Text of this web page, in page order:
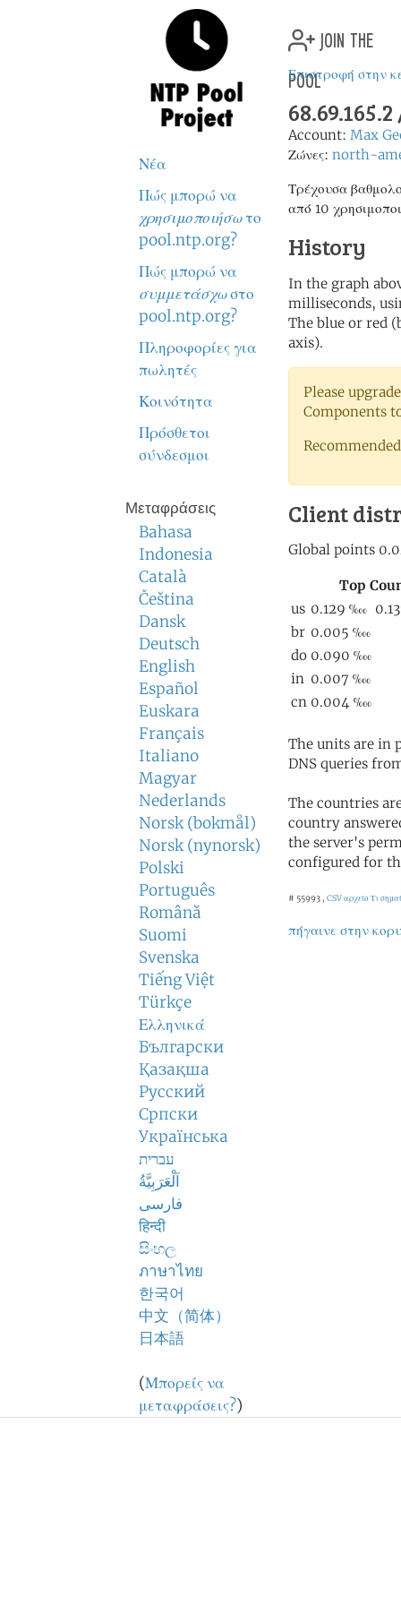
Νέα
Πώς μπορώ να
χρησιμοποιήσωτο
pool.ntp.org?
Πώς μπορώ να
συμμετάσχωστο
pool.ntp.org?
Πληροφορίες για
πωλητές
Κοινότητα
Πρόσθετοι
σύνδεσμοι
Μεταφράσεις
Bahasa
Indonesia
Català
Čeština
Dansk
Deutsch
English
Español
Euskara
Français
Italiano
Magyar
Nederlands
Norsk (bokmål)
Norsk (nynorsk)
Polski
Português
Română
Suomi
Svenska
Tiếng Việt
Türkçe
Ελληνικά
Български
Қазақша
Русский
Српски
Українська
עברית
اَلْعَرَبِيَّةُ
فارسی
हिन्दी
සිංහල
ภาษาไทย
한국어
中文（简体）
日本語
(Μπορείς να
μεταφράσεις?)
join the
pool
Επιστροφή στην
Account: Max
Ζώνες: north-
Τρέχουσα
από 10
History
In the graph
milliseconds,
The blue or red
axis).
Please
Components
Client
The units are in
DNS queries
The countries
country
the server's
configured for
# 55993 , CSV αρχείοΤι
πήγαινε στην